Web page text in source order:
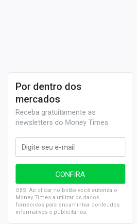
Por dentro dos
mercados
Receba gratuitamente as
newsletters do Money Times
OBS: Ao clicar no botão você autoriza o
Money Times a utilizar os dados
fornecidos para encaminhar conteúdos
informativos e publicitários.